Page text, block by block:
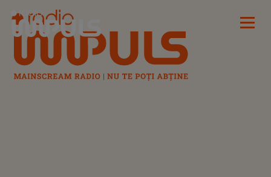
Radio Impuls